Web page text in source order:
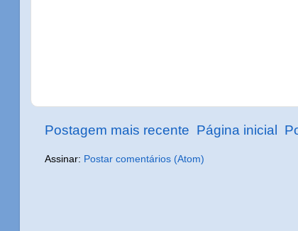
Postagem mais recente Página inicial
Assinar: Postar comentários (Atom)